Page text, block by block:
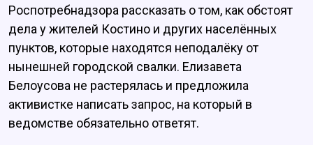
Роспотребнадзора рассказать о том, как обстоят
дела у жителей Костино и других населённых
пунктов, которые находятся неподалёку от
нынешней городской свалки. Елизавета
Белоусова не растерялась и предложила
активистке написать запрос, на который в
ведомстве обязательно ответят.